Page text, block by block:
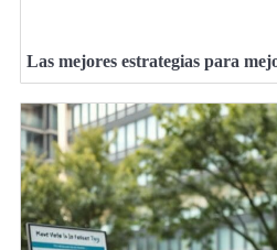
Las mejores estrategias para